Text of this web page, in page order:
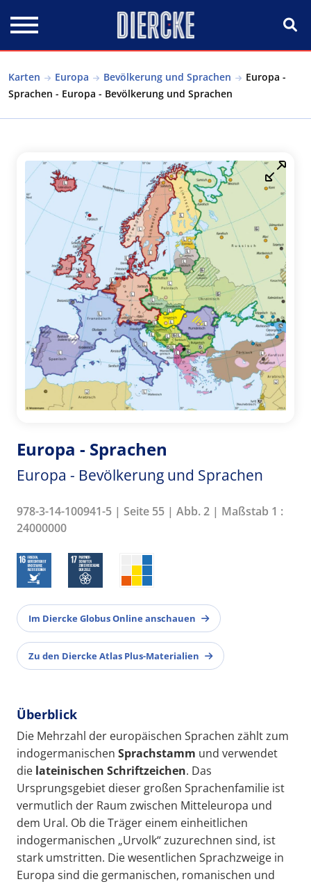
Karten Europa Bevölkerung und Sprachen
Europa -
Sprachen - Europa - Bevölkerung und Sprachen
Europa - Sprachen
Europa - Bevölkerung und Sprachen
978-3-14-100941-5 | Seite 55 | Abb. 2 | Maßstab 1 :
24000000
Im Diercke Globus Online anschauen
Zu den Diercke Atlas Plus-Materialien
Überblick
Die Mehrzahl der europäischen Sprachen zählt zum
indogermanischen Sprachstamm und verwendet
die lateinischen Schriftzeichen. Das
Ursprungsgebiet dieser großen Sprachenfamilie ist
vermutlich der Raum zwischen Mitteleuropa und
dem Ural. Ob die Träger einem einheitlichen
indogermanischen „Urvolk“ zuzurechnen sind, ist
stark umstritten. Die wesentlichen Sprachzweige in
Europa sind die germanischen, romanischen und